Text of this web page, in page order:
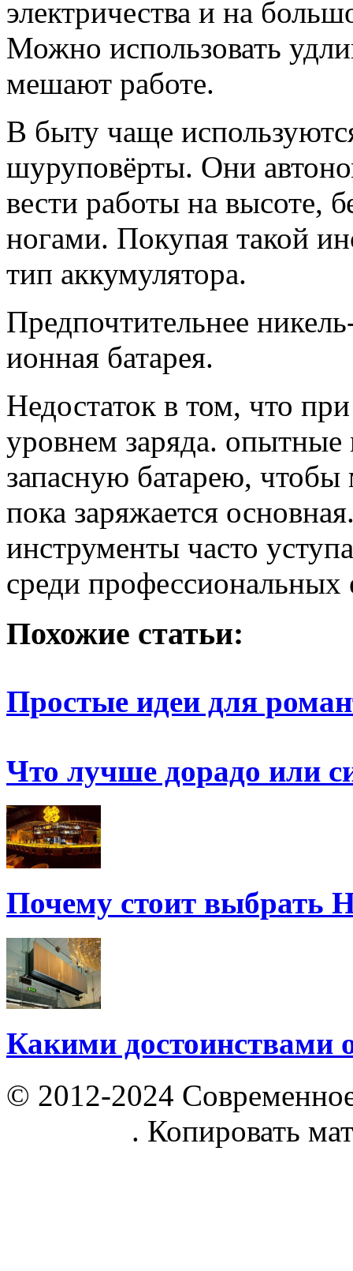
электричества и на
Можно использовать
мешают работе.
В быту чаще
шуруповёрты. Они
вести работы на высоте,
ногами. Покупая такой
тип аккумулятора.
Предпочтительнее
ионная батарея.
Недостаток в том, что
уровнем заряда. опытные
запасную батарею,
пока заряжается
инструменты часто
среди
Похожие статьи:
Простые идеи для
Что лучше дорадо или
Почему стоит выбрать
Какими достоинствами
© 2012-2024
. Копировать